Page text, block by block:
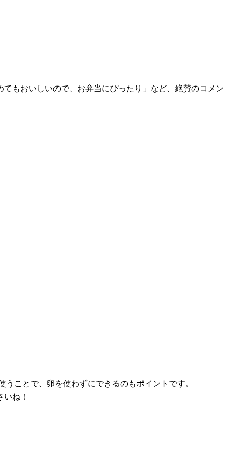
もおいしいので、お弁当にぴったり」など、絶賛のコメン
ことで、卵を使わずにできるのもポイントです。
ね！